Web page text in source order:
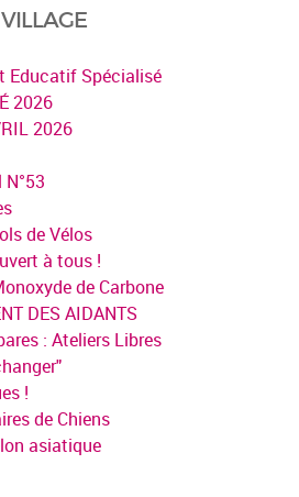
Educatif Spécialisé
2026
2026
de Vélos
à tous !
de Carbone
DES AIDANTS
: Ateliers Libres
!
de Chiens
asiatique